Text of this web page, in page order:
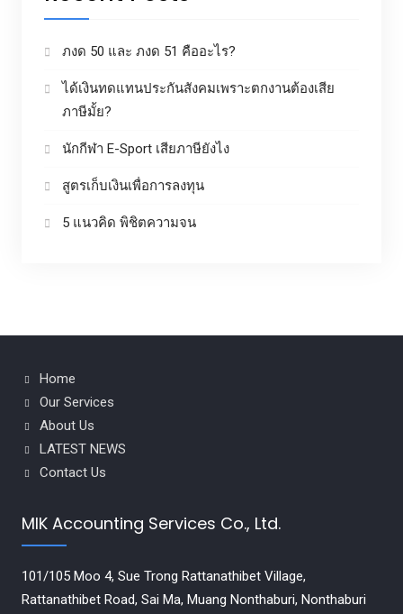
ภงด 50 และ ภงด 51 คืออะไร?
ได้เงินทดแทนประกันสังคมเพราะตกงานต้องเสีย
ภาษีมั้ย?
นักกีฬา E-Sport เสียภาษียังไง
สูตรเก็บเงินเพื่อการลงทุน
5 แนวคิด พิชิตความจน
Home
Our Services
About Us
LATEST NEWS
Contact Us
MIK Accounting Services Co., Ltd.
101/105 Moo 4, Sue Trong Rattanathibet Village,
Rattanathibet Road, Sai Ma, Muang Nonthaburi, Nonthaburi